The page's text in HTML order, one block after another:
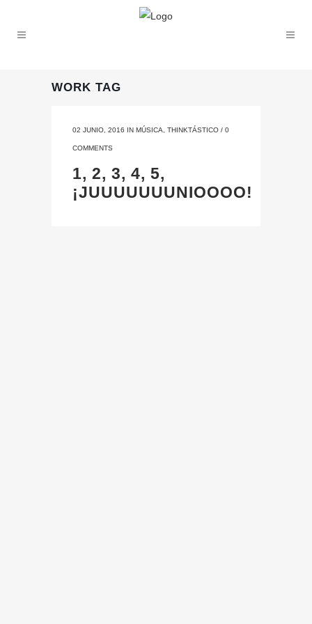
WORK TAG
02 JUNIO, 2016 IN MÚSICA THINKTÁSTICO / 0
COMMENTS
1, 2, 3, 4, 5,
¡JUUUUUUUNIOOOO!